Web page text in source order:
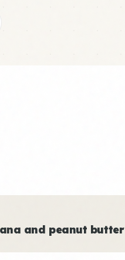
and peanut butter